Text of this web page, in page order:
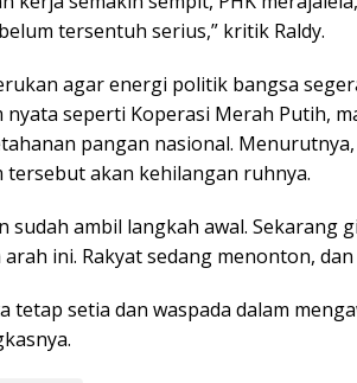
tersentuh serius,” kritik Raldy.
agar energi politik bangsa
nyata seperti Koperasi Merah Putih,
pangan nasional.
tersebut akan kehilangan ruhnya.
sudah ambil langkah awal.
ini. Rakyat sedang menonton,
tetap setia dan waspada dalam